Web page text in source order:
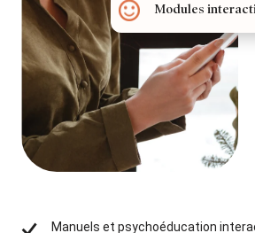
Modules
Manuels et psychoéducation